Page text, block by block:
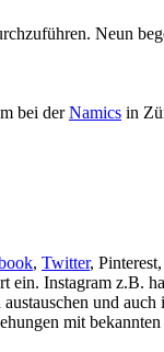
Neun
bei derNamics in
, Twitter, Pinterest,
ein. Instagram z.B.
und
mit